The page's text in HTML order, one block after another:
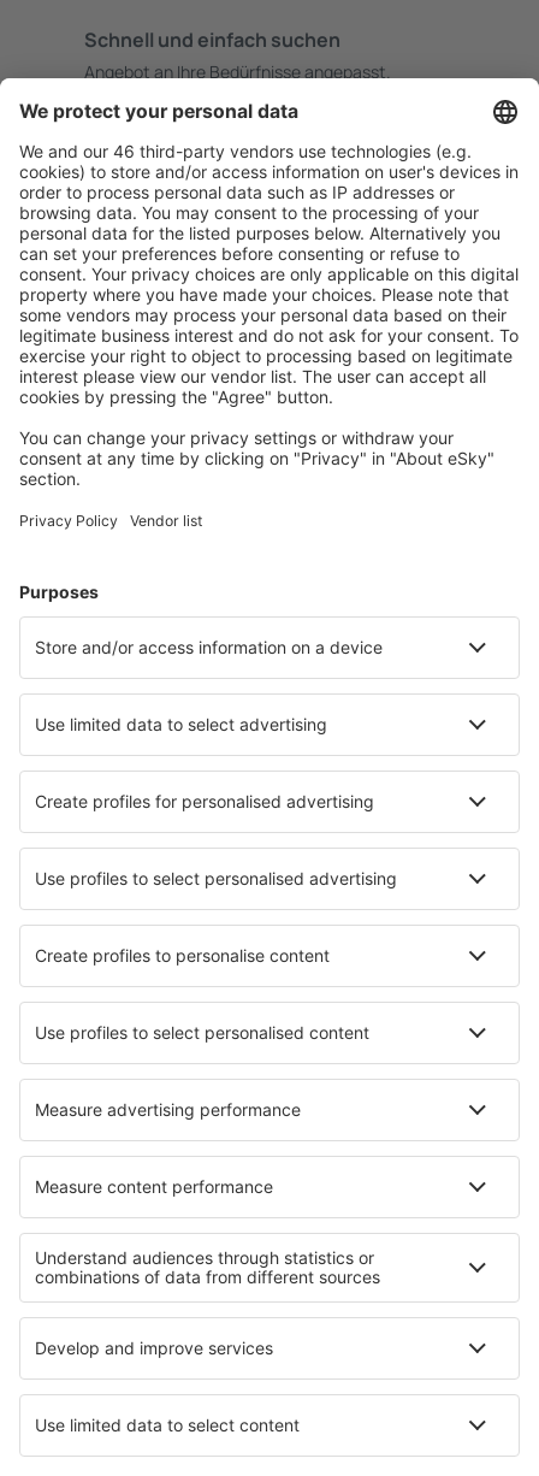
Schnell und einfach suchen
Angebot an Ihre Bedürfnisse angepasst.
Sicher planen
Buchen ohne Sorgen mit einer kostenlosen
Stornierungsoption.
Mehr sparen
Attraktive Preise und Spezialangebote für eingeloggte
Benutzer.
Unterkünfte, die Sie mögen
Wählen Sie aus über 1,3 Millionen Unterkünften: Hotels,
Meist gesuchte Hotels von eSky-Nutzern
Hotels in Rom Hotels in Palermo Hotels in Mailand
Hotels in San Vincenzo Hotels in San Michele al Tagliamento
Hotels in Quartu Sant'Elena Hotels in Olbia
Die besten Hotels - Städte
Hotels in Sexbierum Hotels in Peypin
Hotels in La Mongie Hotels in Cehu Silvaniei
Hotels in Mota del Cuervo Hotels in Ion Roata
Hotels in Corps Hotels in Taylors
Die besten Hotels - Regionen
Hotels auf Sardinien Hotels in Val di Sole
Hotels beim Lago Maggiore Hotels in Italy - ski
Hotels an der Rimini-Küste Hotels in Oregon
Hotels in Mitteldalmatien Hotels in Pomeranian Lakeland
Hotels auf Hvar Hotels in Gabrovo